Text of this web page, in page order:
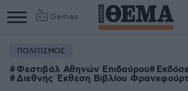
Games
ΠΟΛΙΤΙΣΜΟΣ
Φεστιβάλ Αθηνών Επιδαύρου
Διεθνής Έκθεση Βιβλίου